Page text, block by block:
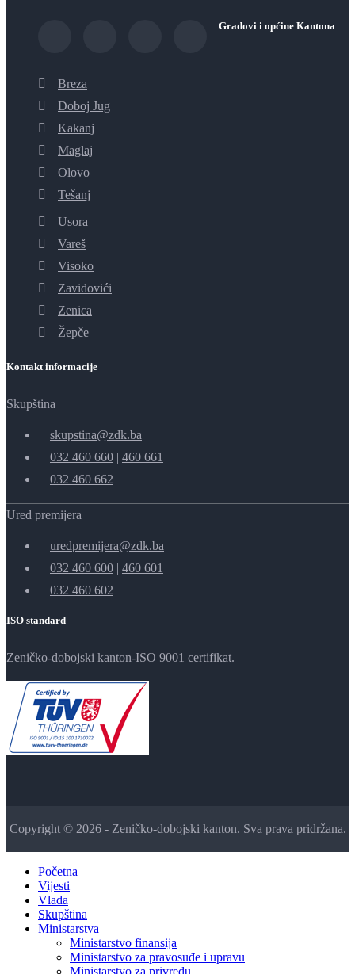
Gradovi i općine Kantona
Breza
Doboj Jug
Kakanj
Maglaj
Olovo
Tešanj
Usora
Vareš
Visoko
Zavidovići
Zenica
Žepče
Kontakt informacije
Skupština
skupstina@zdk.ba
032 460 660 | 460 661
032 460 662
Ured premijera
uredpremijera@zdk.ba
032 460 600 | 460 601
032 460 602
ISO standard
Zeničko-dobojski kanton-ISO 9001 certifikat.
Copyright © 2026 - Zeničko-dobojski kanton. Sva prava pridržana.
Početna
Vijesti
Vlada
Skupština
Ministarstva
Ministarstvo finansija
Ministarstvo za pravosuđe i upravu